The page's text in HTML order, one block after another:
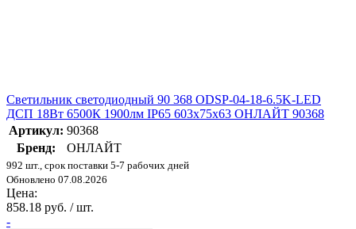
Светильник светодиодный 90 368 ODSP-04-18-6.5K-LED
ДСП 18Вт 6500К 1900лм IP65 603х75х63 ОНЛАЙТ 90368
Артикул: 90368
Бренд:
ОНЛАЙТ
992 шт., срок поставки 5-7 рабочих дней
Обновлено 07.08.2026
Цена:
858.18 руб. / шт.
-